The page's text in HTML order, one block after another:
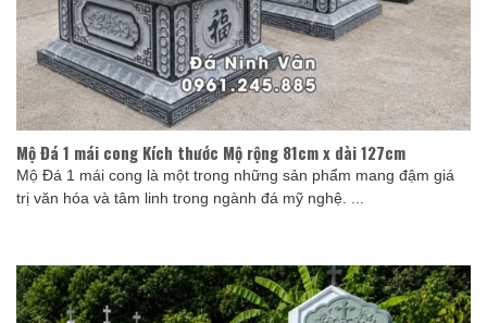
Mộ Đá 1 mái cong Kích thước Mộ rộng 81cm x dài 127cm
Mộ Đá 1 mái cong là một trong những sản phẩm mang đậm giá
trị văn hóa và tâm linh trong ngành đá mỹ nghệ. ...